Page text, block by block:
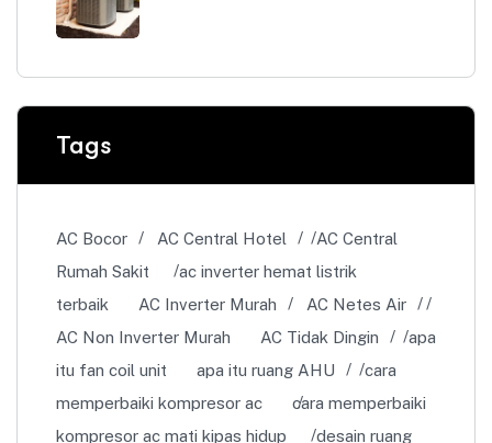
Tags
AC Bocor AC Central Hotel
AC Central
Rumah Sakit
ac inverter hemat listrik
terbaik
AC Inverter Murah
AC Netes Air
AC Non Inverter Murah
AC Tidak Dingin
apa
itu fan coil unit
apa itu ruang AHU
cara
memperbaiki kompresor ac
cara memperbaiki
kompresor ac mati kipas hidup
desain ruang